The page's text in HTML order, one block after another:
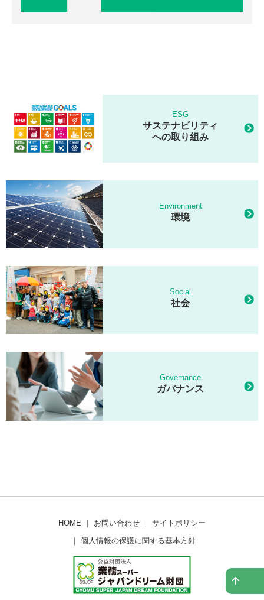
ESG
サステナビリティ
への取り組み
Environment
環境
Social
社会
Governance
ガバナンス
HOME ｜ お問い合わせ ｜ サイトポリシー
｜ 個人情報の保護に関する基本方針